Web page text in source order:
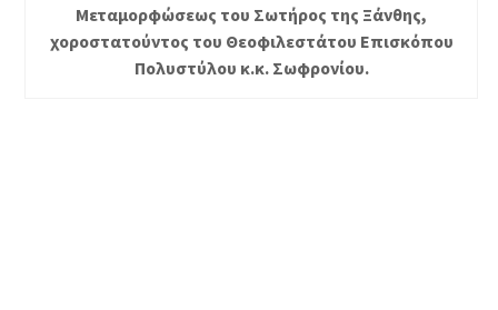
Μεταμορφώσεως του Σωτήρος της Ξάνθης,
χοροστατούντος του Θεοφιλεστάτου Επισκόπου
Πολυστύλου κ.κ. Σωφρονίου.